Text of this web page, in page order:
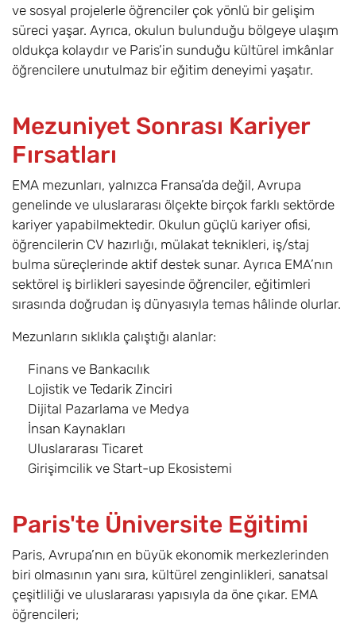
ve sosyal projelerle öğrenciler çok yönlü bir gelişim
süreci yaşar. Ayrıca, okulun bulunduğu bölgeye ulaşım
oldukça kolaydır ve Paris’in sunduğu kültürel imkânlar
öğrencilere unutulmaz bir eğitim deneyimi yaşatır.
Mezuniyet Sonrası Kariyer
Fırsatları
EMA mezunları, yalnızca Fransa’da değil, Avrupa
genelinde ve uluslararası ölçekte birçok farklı sektörde
kariyer yapabilmektedir. Okulun güçlü kariyer ofisi,
öğrencilerin CV hazırlığı, mülakat teknikleri, iş/staj
bulma süreçlerinde aktif destek sunar. Ayrıca EMA’nın
sektörel iş birlikleri sayesinde öğrenciler, eğitimleri
sırasında doğrudan iş dünyasıyla temas hâlinde olurlar.
Mezunların sıklıkla çalıştığı alanlar:
Finans ve Bankacılık
Lojistik ve Tedarik Zinciri
Dijital Pazarlama ve Medya
İnsan Kaynakları
Uluslararası Ticaret
Girişimcilik ve Start-up Ekosistemi
Paris'te Üniversite Eğitimi
Paris, Avrupa’nın en büyük ekonomik merkezlerinden
biri olmasının yanı sıra, kültürel zenginlikleri, sanatsal
çeşitliliği ve uluslararası yapısıyla da öne çıkar. EMA
öğrencileri;